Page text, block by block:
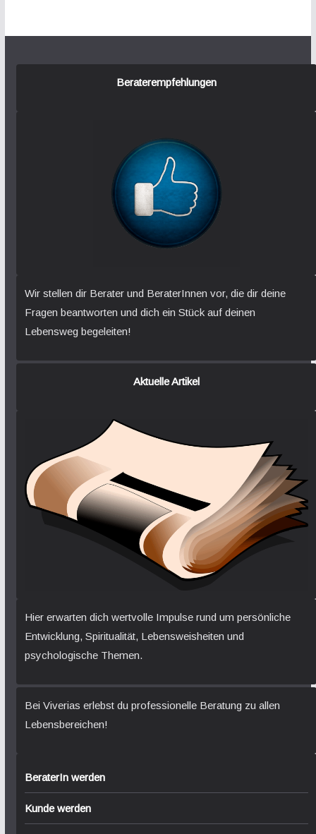
Beraterempfehlungen
Wir stellen dir Berater und BeraterInnen vor, die dir deine
Fragen beantworten und dich ein Stück auf deinen
Lebensweg begeleiten!
Aktuelle Artikel
Hier erwarten dich wertvolle Impulse rund um persönliche
Entwicklung, Spiritualität, Lebensweisheiten und
psychologische Themen.
Bei Viverias erlebst du professionelle Beratung zu allen
Lebensbereichen!
BeraterIn werden
Kunde werden